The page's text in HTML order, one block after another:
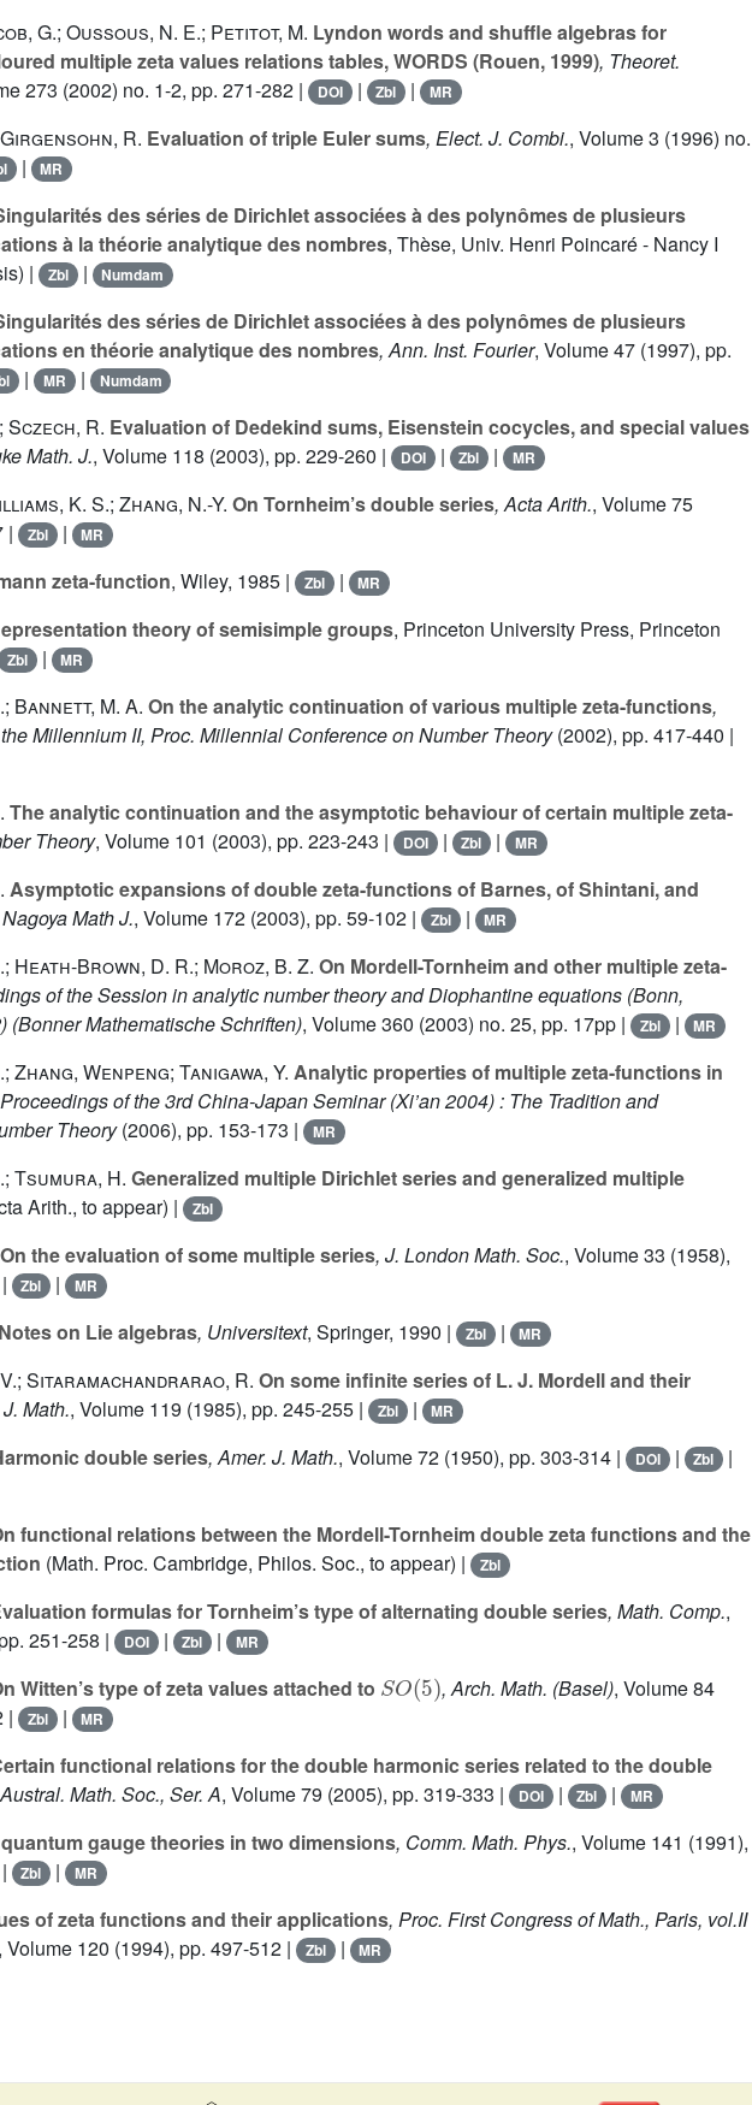
G.; Oussous, N. E.; Petitot, M. Lyndon words and shuffle algebras for
multiple zeta values relations tables, WORDS (Rouen, 1999), Theoret.
273 (2002) no. 1-2, pp. 271-282 | DOI | Zbl | MR
R. Evaluation of triple Euler sums, Elect. J. Combi., Volume 3 (1996) no.
| MR
des séries de Dirichlet associées à des polynômes de plusieurs
à la théorie analytique des nombres, Thèse, Univ. Henri Poincaré - Nancy I
|
Zbl | Numdam
des séries de Dirichlet associées à des polynômes de plusieurs
en théorie analytique des nombres, Ann. Inst. Fourier, Volume 47 (1997), pp.
| MR | Numdam
R. Evaluation of Dedekind sums, Eisenstein cocycles, and special values
Math. J., Volume 118 (2003), pp. 229-260 | DOI | Zbl | MR
K. S.; Zhang, N.-Y. On Tornheim’s double series, Acta Arith., Volume 75
|
Zbl | MR
zeta-function, Wiley, 1985 | Zbl | MR
theory of semisimple groups, Princeton University Press, Princeton
Zbl | MR
Bannett, M. A. On the analytic continuation of various multiple zeta-functions,
Millennium II, Proc. Millennial Conference on Number Theory(2002), pp. 417-440 |
The analytic continuation and the asymptotic behaviour of certain multiple zeta-
Theory, Volume 101 (2003), pp. 223-243 | DOI | Zbl | MR
Asymptotic expansions of double zeta-functions of Barnes, of Shintani, and
Math J., Volume 172 (2003), pp. 59-102 | Zbl | MR
Heath-Brown, D. R.; Moroz, B. Z. On Mordell-Tornheim and other multiple zeta-
of the Session in analytic number theory and Diophantine equations (Bonn,
(Bonner Mathematische Schriften), Volume 360 (2003) no. 25, pp. 17pp | Zbl | MR
Zhang, Wenpeng; Tanigawa, Y. Analytic properties of multiple zeta-functions in
of the 3rd China-Japan Seminar (Xi’an 2004) : The Tradition and
Theory(2006), pp. 153-173 | MR
Tsumura, H. Generalized multiple Dirichlet series and generalized multiple
Arith., to appear) |
Zbl
the evaluation of some multiple series, J. London Math. Soc., Volume 33 (1958),
Zbl | MR
on Lie algebras, Universitext, Springer, 1990 | Zbl | MR
Sitaramachandrarao, R. On some infinite series of L. J. Mordell and their
Math., Volume 119 (1985), pp. 245-255 | Zbl | MR
double series, Amer. J. Math., Volume 72 (1950), pp. 303-314 | DOI | Zbl |
functional relations between the Mordell-Tornheim double zeta functions and the
(Math. Proc. Cambridge, Philos. Soc., to appear) | Zbl
formulas for Tornheim’s type of alternating double series, Math. Comp.,
251-258 |
DOI | Zbl | MR
Witten’s type of zeta values attached to
(5)
, Arch. Math. (Basel), Volume 84
|
Zbl | MR
functional relations for the double harmonic series related to the double
Math. Soc., Ser. A, Volume 79 (2005), pp. 319-333 | DOI | Zbl | MR
gauge theories in two dimensions, Comm. Math. Phys., Volume 141 (1991),
Zbl | MR
of zeta functions and their applications, Proc. First Congress of Math., Paris, vol.II
Volume 120 (1994), pp. 497-512 | Zbl | MR